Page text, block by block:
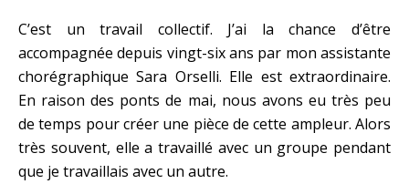
C’est un travail collectif. J’ai la chance d’être
accompagnée depuis vingt-six ans par mon assistante
chorégraphique Sara Orselli. Elle est extraordinaire.
En raison des ponts de mai, nous avons eu très peu
de temps pour créer une pièce de cette ampleur. Alors
très souvent, elle a travaillé avec un groupe pendant
que je travaillais avec un autre.